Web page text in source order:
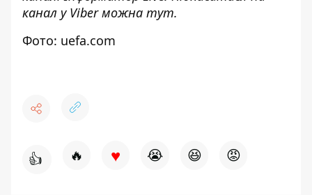
канал у Viber можна тут.
Фото: uefa.com
👍 🔥 ♥ 😭 😆 😡